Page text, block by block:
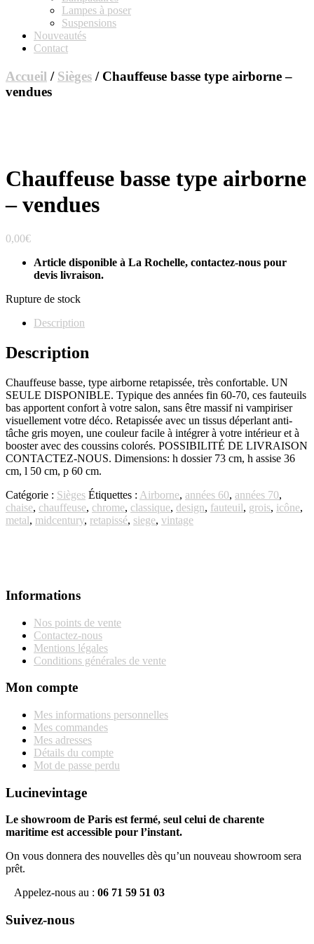
Lampes à poser
Suspensions
Nouveautés
Contact
Accueil / Sièges / Chauffeuse basse type airborne –
vendues
Chauffeuse basse type airborne
– vendues
0,00€
Article disponible à La Rochelle, contactez-nous pour
devis livraison.
Rupture de stock
Description
Description
Chauffeuse basse, type airborne retapissée, très confortable. UN
SEULE DISPONIBLE. Typique des années fin 60-70, ces fauteuils
bas apportent confort à votre salon, sans être massif ni vampiriser
visuellement votre déco. Retapissée avec un tissus déperlant anti-
tâche gris moyen, une couleur facile à intégrer à votre intérieur et à
booster avec des coussins colorés. POSSIBILITÉ DE LIVRAISON
CONTACTEZ-NOUS. Dimensions: h dossier 73 cm, h assise 36
cm, l 50 cm, p 60 cm.
Catégorie : Sièges Étiquettes : Airborne, années 60, années 70,
chaise, chauffeuse, chrome, classique, design, fauteuil, grois, icône,
metal, midcentury, retapissé, siege, vintage
Informations
Nos points de vente
Contactez-nous
Mentions légales
Conditions générales de vente
Mon compte
Mes informations personnelles
Mes commandes
Mes adresses
Détails du compte
Mot de passe perdu
Lucinevintage
Le showroom de Paris est fermé, seul celui de charente
maritime est accessible pour l’instant.
On vous donnera des nouvelles dès qu’un nouveau showroom sera
prêt.
Appelez-nous au : 06 71 59 51 03
Suivez-nous